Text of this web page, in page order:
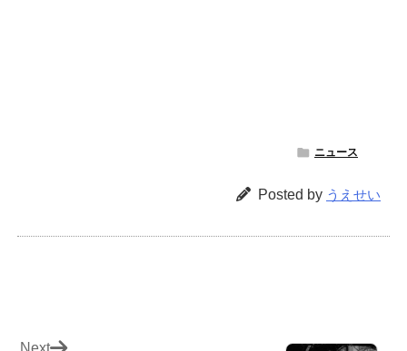
 ニュース
Posted by うえせい
Next